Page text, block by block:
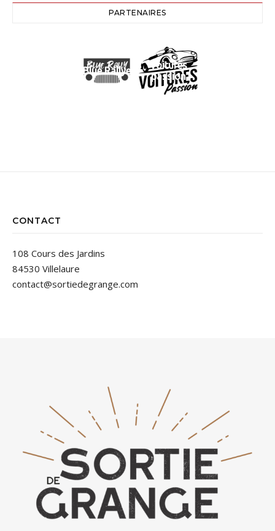
PARTENAIRES
Blue Rallye
Voitures
passion
CONTACT
108 Cours des Jardins
84530 Villelaure
contact@sortiedegrange.com